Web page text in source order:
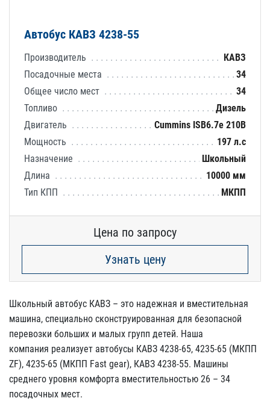
Автобус КАВЗ 4238-55
Производитель
КАВЗ
Посадочные места
34
Общее число мест
34
Топливо
Дизель
Двигатель
Cummins ISB6.7e 210B
Мощность
197 л.с
Назначение
Школьный
Длина
10000 мм
Тип КПП
МКПП
Цена по запросу
Узнать цену
Школьный автобус КАВЗ – это надежная и вместительная
машина, специально сконструированная для безопасной
перевозки больших и малых групп детей. Наша
компания реализует автобусы КАВЗ 4238-65, 4235-65 (МКПП
ZF), 4235-65 (МКПП Fast gear), КАВЗ 4238-55. Машины
среднего уровня комфорта вместительностью 26 – 34
посадочных мест.